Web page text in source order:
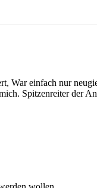
War einfach nur
Spitzenreiter der